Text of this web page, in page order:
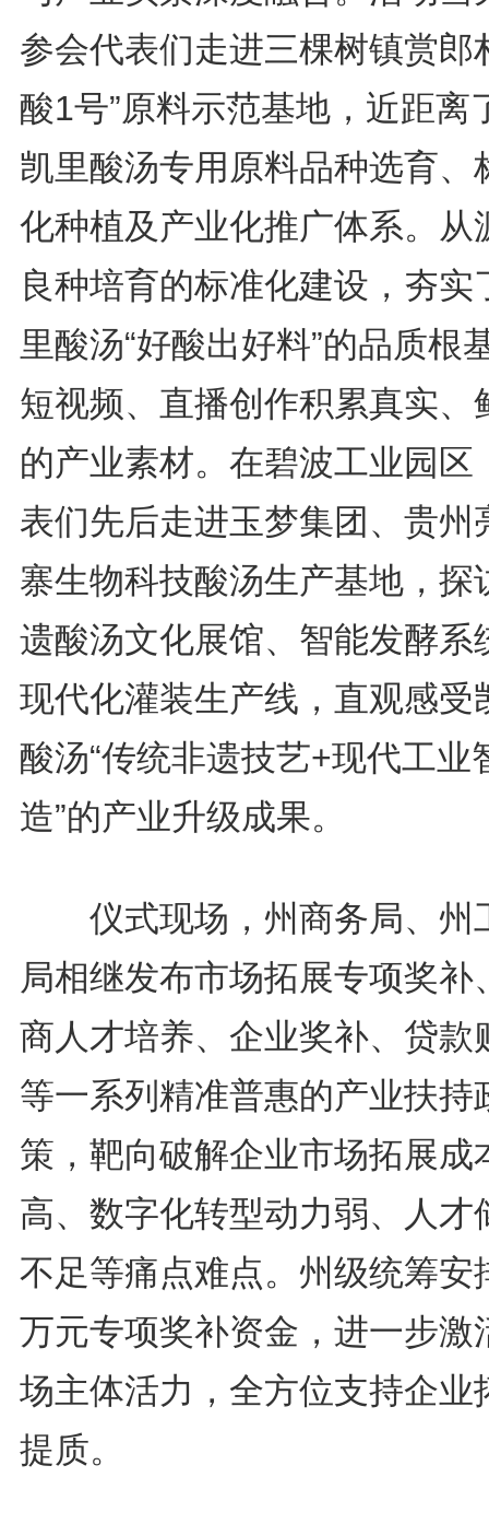
参会代表们走进三棵树镇赏郎
酸1号”原料示范基地，近距离
凯里酸汤专用原料品种选育、
化种植及产业化推广体系。从
良种培育的标准化建设，夯实
里酸汤“好酸出好料”的品质根
短视频、直播创作积累真实、
的产业素材。在碧波工业园区
表们先后走进玉梦集团、贵州
寨生物科技酸汤生产基地，探
遗酸汤文化展馆、智能发酵系
现代化灌装生产线，直观感受
酸汤“传统非遗技艺+现代工业
造”的产业升级成果。
仪式现场，州商务局、州
局相继发布市场拓展专项奖补
商人才培养、企业奖补、贷款
等一系列精准普惠的产业扶持
策，靶向破解企业市场拓展成
高、数字化转型动力弱、人才
不足等痛点难点。州级统筹安
万元专项奖补资金，进一步激
场主体活力，全方位支持企业
提质。